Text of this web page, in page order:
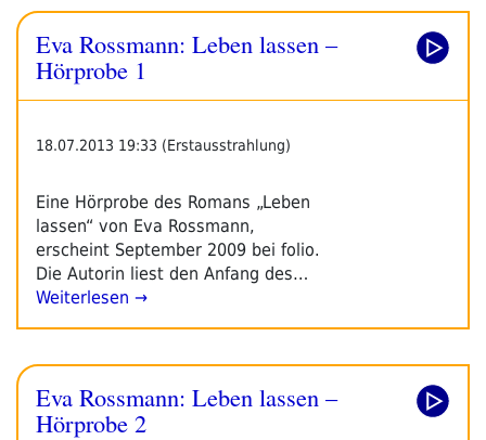
Eva Rossmann: Leben lassen –
Hörprobe 1
18.07.2013 19:33 (Erstausstrahlung)
Eine Hörprobe des Romans „Leben
lassen“ von Eva Rossmann,
erscheint September 2009 bei folio.
Die Autorin liest den Anfang des…
Weiterlesen →
Eva Rossmann: Leben lassen –
Hörprobe 2